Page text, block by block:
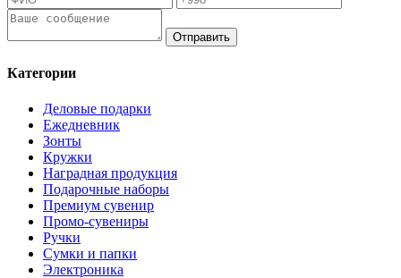
Отправить
Категории
Деловые подарки
Ежедневник
Зонты
Кружки
Наградная продукция
Подарочные наборы
Премиум сувенир
Промо-сувениры
Ручки
Сумки и папки
Электроника